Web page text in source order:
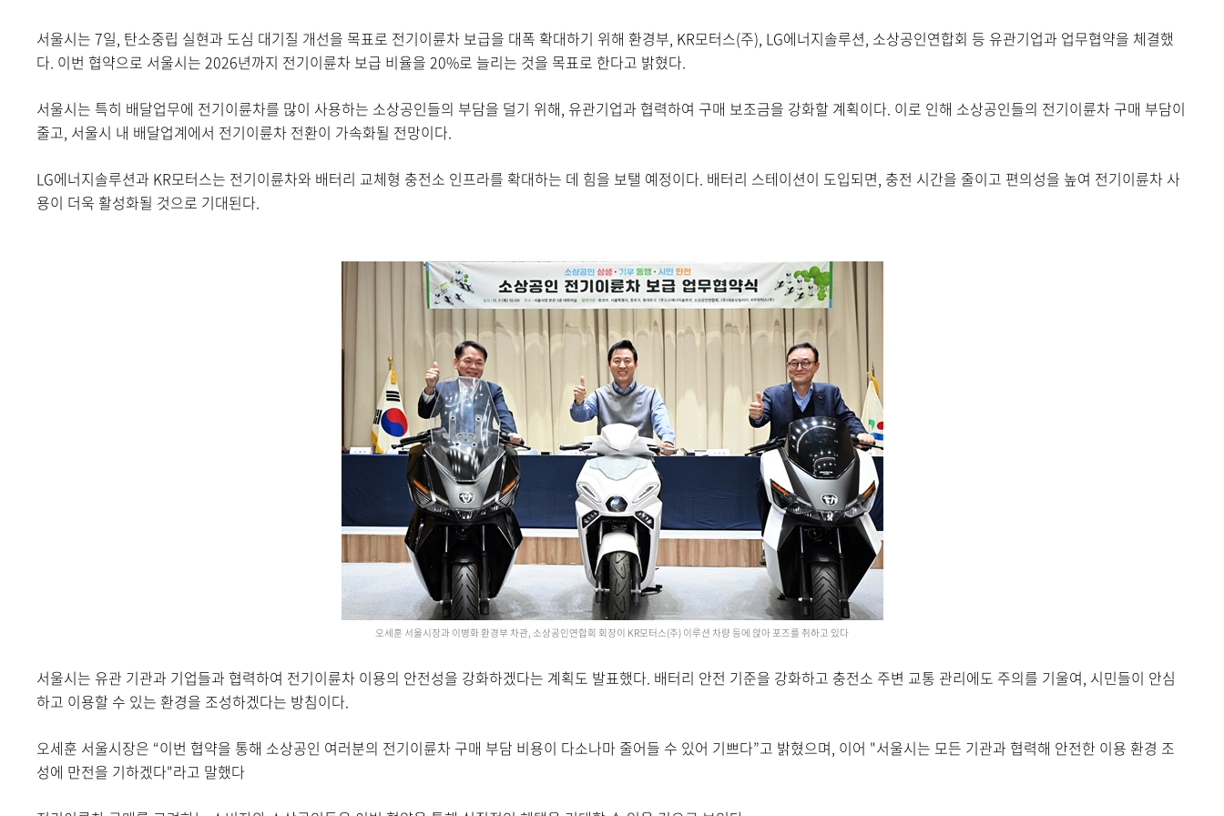
서울시는 7일, 탄소중립 실현과 도심 대기질 개선을 목표로 전기이륜차 보급을 대폭 확대하기 위해 환경부, KR모터스(주), LG에너지솔루션, 소상공인연합회 등 유관기업과 업무협약을 체결했
다. 이번 협약으로 서울시는 2026년까지 전기이륜차 보급 비율을 20%로 늘리는 것을 목표로 한다고 밝혔다.
서울시는 특히 배달업무에 전기이륜차를 많이 사용하는 소상공인들의 부담을 덜기 위해, 유관기업과 협력하여 구매 보조금을 강화할 계획이다. 이로 인해 소상공인들의 전기이륜차 구매 부담이
줄고, 서울시 내 배달업계에서 전기이륜차 전환이 가속화될 전망이다.
LG에너지솔루션과 KR모터스는 전기이륜차와 배터리 교체형 충전소 인프라를 확대하는 데 힘을 보탤 예정이다. 배터리 스테이션이 도입되면, 충전 시간을 줄이고 편의성을 높여 전기이륜차 사
용이 더욱 활성화될 것으로 기대된다.
오세훈 서울시장과 이병화 환경부 차관, 소상공인연합회 회장이 KR모터스(주) 이루션 차량 등에 앉아 포즈를 취하고 있다
서울시는 유관 기관과 기업들과 협력하여 전기이륜차 이용의 안전성을 강화하겠다는 계획도 발표했다. 배터리 안전 기준을 강화하고 충전소 주변 교통 관리에도 주의를 기울여, 시민들이 안심
하고 이용할 수 있는 환경을 조성하겠다는 방침이다.
오세훈 서울시장은 “이번 협약을 통해 소상공인 여러분의 전기이륜차 구매 부담 비용이 다소나마 줄어들 수 있어 기쁘다”고 밝혔으며, 이어 "서울시는 모든 기관과 협력해 안전한 이용 환경 조
성에 만전을 기하겠다"라고 말했다